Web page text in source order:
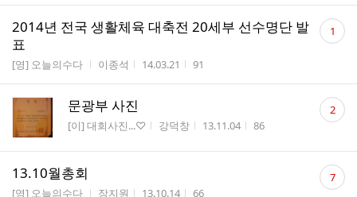
2014년 전국 생활체육 대축전 20세부 선수명단 발
표
게시판명
[영] 오늘의수다 작성자
이종석 작성시간
14.03.21 조회수
91
댓
글 1
문광부 사진
게시판명
[이] 대회사진...♡ 작성자
강덕창 작성시간
13.11.04 조회수
86
댓
글 2
13.10월총회
게시판명
[영] 오늘의수다 작성자
장지원 작성시간
13.10.14 조회수
66
댓
글 7